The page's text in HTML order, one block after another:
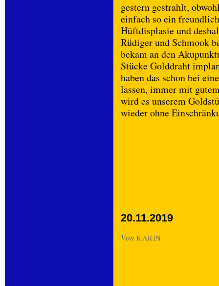
gestern gestrahlt,
einfach so ein
Hüftdisplasie und
Rüdiger und Schmook
bekam an den
Stücke Golddraht
haben das schon bei
lassen, immer mit
wird es unserem
wieder ohne
20.11.2019
Von KARIN